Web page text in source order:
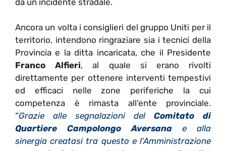
Ancora un volta i consiglieri del gruppo Uniti per il
territorio, intendono ringraziare sia i tecnici della
Provincia e la ditta incaricata, che il Presidente
Franco Alfieri, al quale si erano rivolti
direttamente per ottenere interventi tempestivi
ed efficaci nelle zone periferiche la cui
competenza è rimasta all’ente provinciale.
“Grazie alle segnalazioni del Comitato di
Quartiere Campolongo Aversana e alla
sinergia creatasi tra questo e l’Amministrazione